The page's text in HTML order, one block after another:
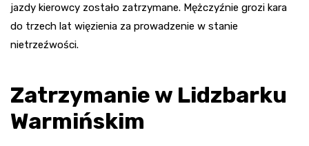
jazdy kierowcy zostało zatrzymane. Mężczyźnie grozi kara
do trzech lat więzienia za prowadzenie w stanie
nietrzeźwości.
Zatrzymanie w Lidzbarku
Warmińskim